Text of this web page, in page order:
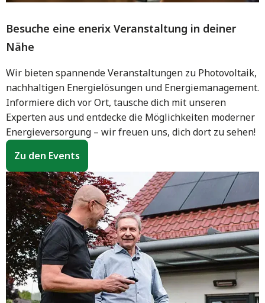
Besuche eine enerix Veranstaltung in deiner
Nähe
Wir bieten spannende Veranstaltungen zu Photovoltaik,
nachhaltigen Energielösungen und Energiemanagement.
Informiere dich vor Ort, tausche dich mit unseren
Experten aus und entdecke die Möglichkeiten moderner
Energieversorgung – wir freuen uns, dich dort zu sehen!
Zu den Events